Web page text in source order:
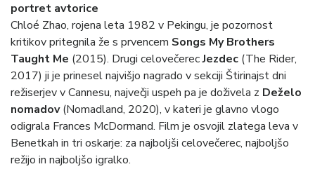
portret avtorice
Chloé Zhao, rojena leta 1982 v Pekingu, je pozornost
kritikov pritegnila že s prvencem Songs My Brothers
Taught Me (2015). Drugi celovečerecJezdec (The Rider,
2017) ji je prinesel najvišjo nagrado v sekciji Štirinajst dni
režiserjev v Cannesu, največji uspeh pa je doživela z Deželo
nomadov(Nomadland, 2020), v kateri je glavno vlogo
odigrala Frances McDormand. Film je osvojil zlatega leva v
Benetkah in tri oskarje: za najboljši celovečerec, najboljšo
režijo in najboljšo igralko.